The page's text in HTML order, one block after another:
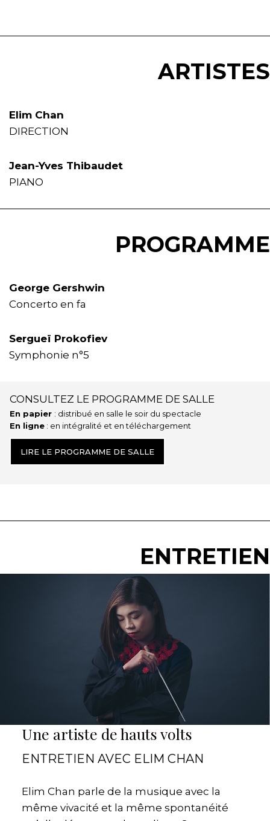
ARTISTES
Elim Chan
DIRECTION
Jean-Yves Thibaudet
PIANO
PROGRAMME
George Gershwin
Concerto en fa
Sergueï Prokofiev
Symphonie n°5
CONSULTEZ LE PROGRAMME DE SALLE
En papier : distribué en salle le soir du spectacle
En ligne : en intégralité et en téléchargement
LIRE LE PROGRAMME DE SALLE
ENTRETIEN
Une artiste de hauts volts
ENTRETIEN AVEC ELIM CHAN
Elim Chan parle de la musique avec la
même vivacité et la même spontanéité